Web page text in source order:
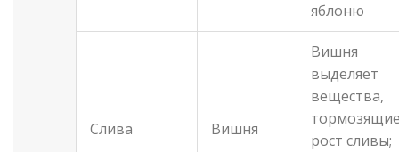
яблоню
Слива Вишня
Вишня
выделяет
вещества,
рост сливы;